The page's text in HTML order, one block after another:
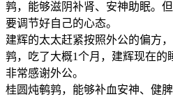
鹑，能够滋阴补肾、安神助眠。
要调节好自己的心态。
建辉的太太赶紧按照外公的偏方
鹑，吃了大概1个月，建辉现在的
非常感谢外公。
桂圆炖鹌鹑，能够补血安神、健